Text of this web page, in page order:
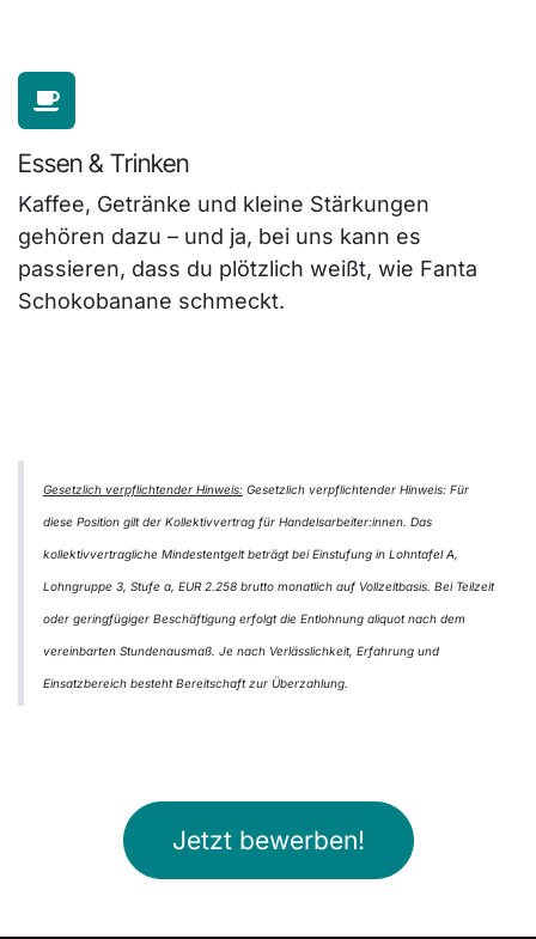
Essen & Trinken
Kaffee, Getränke und kleine Stärkungen
gehören dazu – und ja, bei uns kann es
passieren, dass du plötzlich weißt, wie Fanta
Schokobanane schmeckt.
Gesetzlich verpflichtender Hinweis: Gesetzlich verpflichtender Hinweis: Für
diese Position gilt der Kollektivvertrag für Handelsarbeiter:innen. Das
kollektivvertragliche Mindestentgelt beträgt bei Einstufung in Lohntafel A,
Lohngruppe 3, Stufe a, EUR 2.258 brutto monatlich auf Vollzeitbasis. Bei Teilzeit
oder geringfügiger Beschäftigung erfolgt die Entlohnung aliquot nach dem
vereinbarten Stundenausmaß. Je nach Verlässlichkeit, Erfahrung und
Einsatzbereich besteht Bereitschaft zur Überzahlung.
Jetzt bewerben!